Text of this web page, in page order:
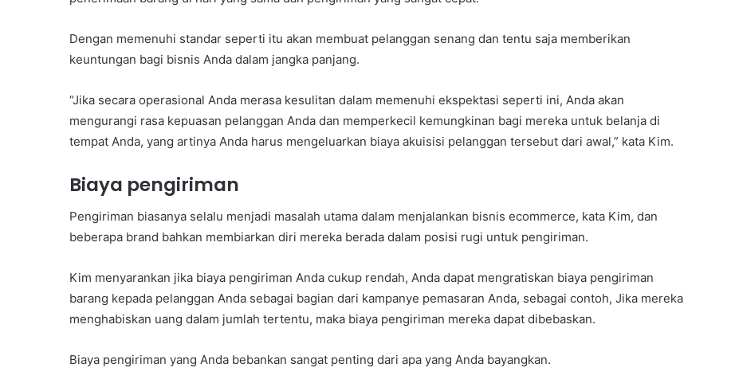
Dengan memenuhi standar seperti itu akan membuat pelanggan senang dan tentu saja memberikan
keuntungan bagi bisnis Anda dalam jangka panjang.
“Jika secara operasional Anda merasa kesulitan dalam memenuhi ekspektasi seperti ini, Anda akan
mengurangi rasa kepuasan pelanggan Anda dan memperkecil kemungkinan bagi mereka untuk belanja di
tempat Anda, yang artinya Anda harus mengeluarkan biaya akuisisi pelanggan tersebut dari awal,” kata Kim.
Biaya pengiriman
Pengiriman biasanya selalu menjadi masalah utama dalam menjalankan bisnis ecommerce, kata Kim, dan
beberapa brand bahkan membiarkan diri mereka berada dalam posisi rugi untuk pengiriman.
Kim menyarankan jika biaya pengiriman Anda cukup rendah, Anda dapat mengratiskan biaya pengiriman
barang kepada pelanggan Anda sebagai bagian dari kampanye pemasaran Anda, sebagai contoh, Jika mereka
menghabiskan uang dalam jumlah tertentu, maka biaya pengiriman mereka dapat dibebaskan.
Biaya pengiriman yang Anda bebankan sangat penting dari apa yang Anda bayangkan.